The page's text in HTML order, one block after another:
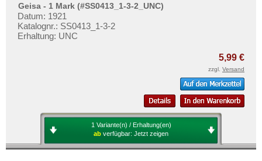
Geisa - 1 Mark (#SS0413_1-3-2_UNC)
Datum: 1921
Katalognr.: SS0413_1-3-2
Erhaltung: UNC
5,99 €
zzgl. Versand
1 Variante(n) / Erhaltung(en)
ab verfügbar: Jetzt zeigen